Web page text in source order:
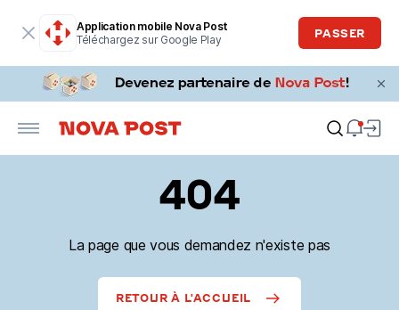
Application mobile Nova Post
Téléchargez sur Google Play
PASSER
404
La page que vous demandez n'existe pas
RETOUR À L'ACCUEIL